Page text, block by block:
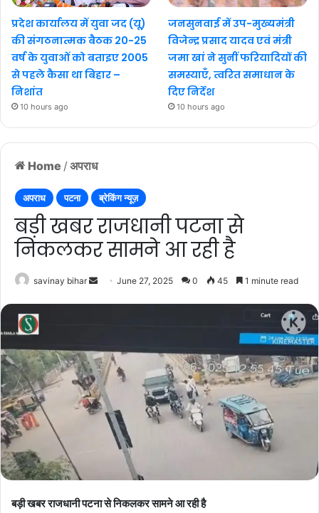
Home / अपराध
अपराध पटना ब्रेकिंग न्यूज़
बड़ी खबर राजधानी पटना से
निकलकर सामने आ रही है
savinay bihar
Send June 27, 2025 0 45 1 minute read
बड़ी खबर राजधानी पटना से निकलकर सामने आ रही है
प्रदेश कार्यालय में युवा जद (यू)
की संगठनात्मक बैठक 20-25
वर्ष के युवाओं को बताइए 2005
से पहले कैसा था बिहार –
निशांत
10 hours ago
जनसुनवाई में उप-मुख्यमंत्री
विजेन्द्र प्रसाद यादव एवं मंत्री
जमा खां ने सुनीं फरियादियों की
समस्याएँ, त्वरित समाधान के
दिए निर्देश
10 hours ago